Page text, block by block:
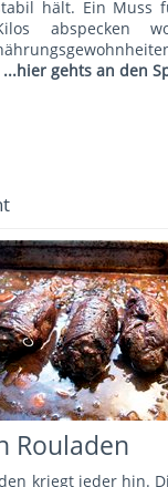
hält. Ein Muss
abspecken
...hier gehts an den
Rouladen
kriegt jeder hin.